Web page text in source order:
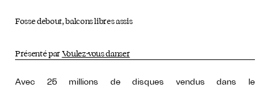
Avec 25 millions de disques vendus dans le
Fosse debout, balcons libres assis
Présenté par Voulez-vous danser